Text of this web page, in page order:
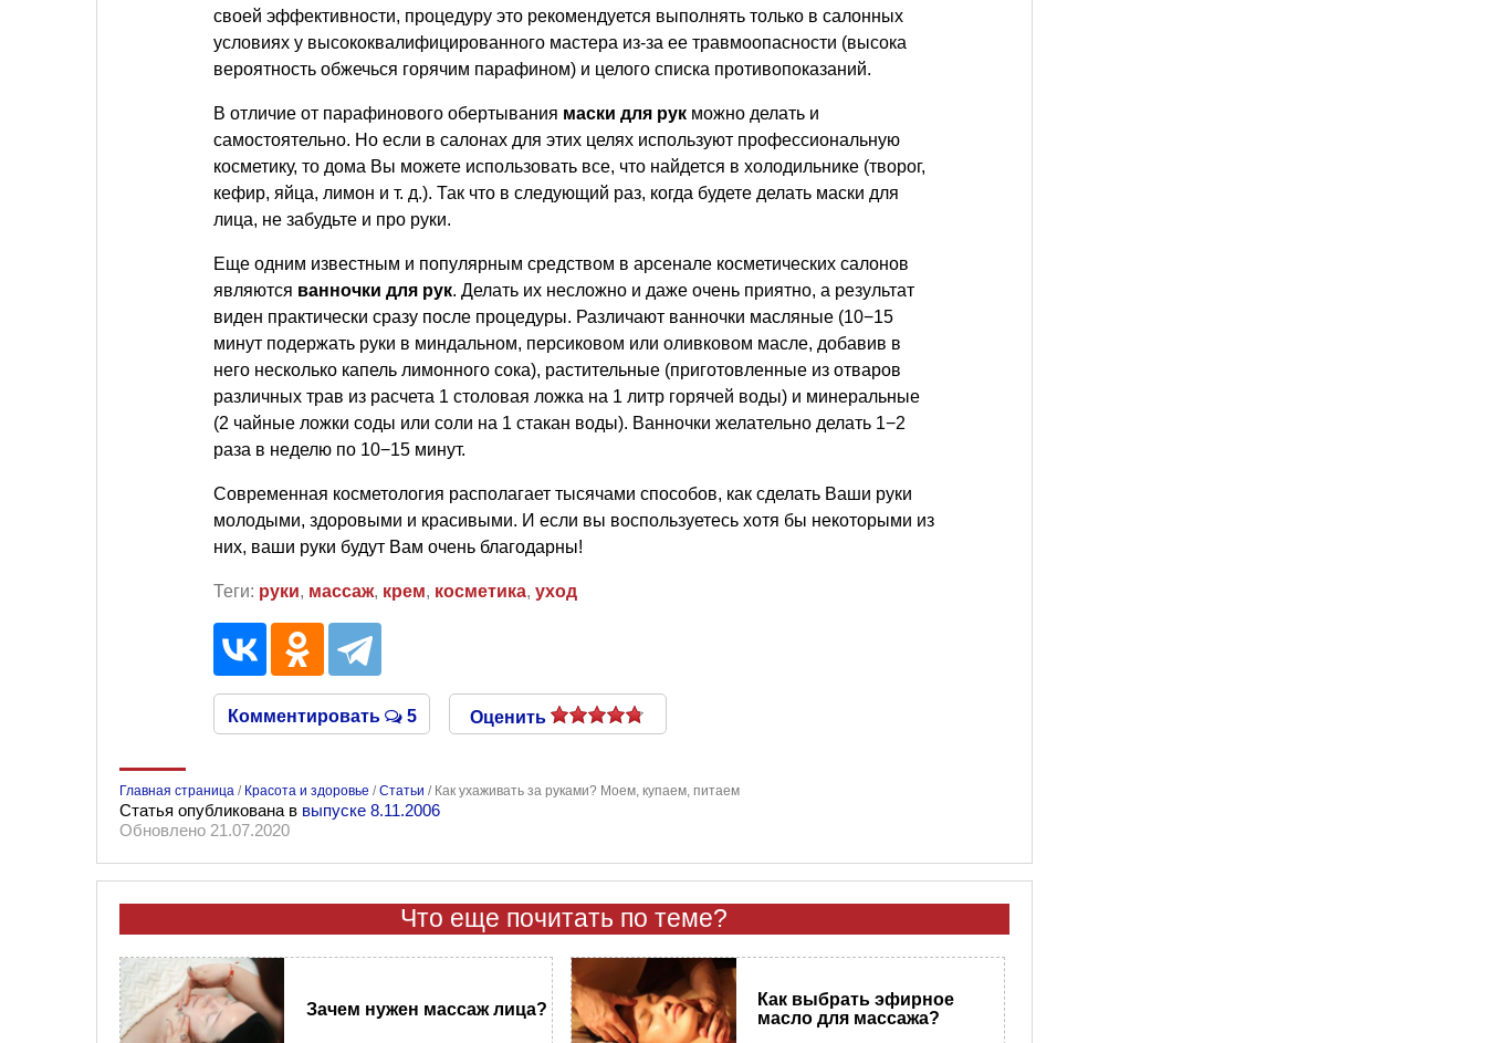
своей эффективности, процедуру это рекомендуется выполнять только в салонных
условиях у высококвалифицированного мастера из-за ее травмоопасности (высока
вероятность обжечься горячим парафином) и целого списка противопоказаний.
В отличие от парафинового обертывания маски для рук можно делать и
самостоятельно. Но если в салонах для этих целях используют профессиональную
косметику, то дома Вы можете использовать все, что найдется в холодильнике (творог,
кефир, яйца, лимон и т. д.). Так что в следующий раз, когда будете делать маски для
лица, не забудьте и про руки.
Еще одним известным и популярным средством в арсенале косметических салонов
являются ванночки для рук. Делать их несложно и даже очень приятно, а результат
виден практически сразу после процедуры. Различают ванночки масляные (10−15
минут подержать руки в миндальном, персиковом или оливковом масле, добавив в
него несколько капель лимонного сока), растительные (приготовленные из отваров
различных трав из расчета 1 столовая ложка на 1 литр горячей воды) и минеральные
(2 чайные ложки соды или соли на 1 стакан воды). Ванночки желательно делать 1−2
раза в неделю по 10−15 минут.
Современная косметология располагает тысячами способов, как сделать Ваши руки
молодыми, здоровыми и красивыми. И если вы воспользуетесь хотя бы некоторыми из
них, ваши руки будут Вам очень благодарны!
Теги: руки, массаж, крем, косметика, уход
Комментировать 5 Оценить
Главная страница / Красота и здоровье /Статьи / Как ухаживать за руками? Моем, купаем, питаем
Статья опубликована в выпуске 8.11.2006
Обновлено 21.07.2020
Что еще почитать по теме?
Зачем нужен массаж лица?
Как выбрать эфирное
масло для массажа?